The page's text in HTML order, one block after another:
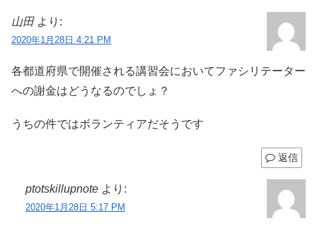
山田 より:
2020年1月28日 4:21 PM
各都道府県で開催される講習会においてファシリテーター
への謝金はどうなるのでしょ？
うちの件ではボランティアだそうです
返信
ptotskillupnote より:
2020年1月28日 5:17 PM